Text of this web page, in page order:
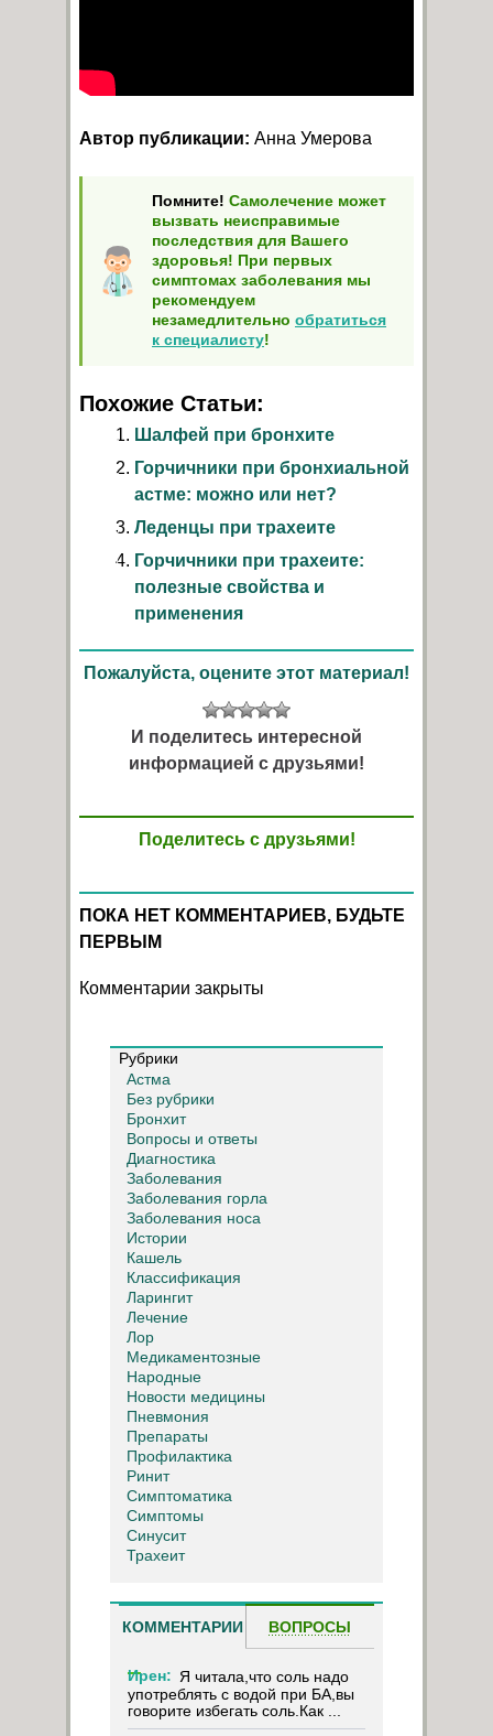
Автор публикации: Анна Умерова
Помните! Самолечение может
вызвать неисправимые
последствия для Вашего
здоровья! При первых
симптомах заболевания мы
рекомендуем
незамедлительно обратиться
к специалисту!
Похожие Статьи:
Шалфей при бронхите
Горчичники при бронхиальной
астме: можно или нет?
Леденцы при трахеите
Горчичники при трахеите:
полезные свойства и
применения
Пожалуйста, оцените этот материал!
И поделитесь интересной
информацией с друзьями!
Поделитесь с друзьями!
ПОКА НЕТ КОММЕНТАРИЕВ, БУДЬТЕ
ПЕРВЫМ
Комментарии закрыты
Рубрики
Астма
Без рубрики
Бронхит
Вопросы и ответы
Диагностика
Заболевания
Заболевания горла
Заболевания носа
Истории
Кашель
Классификация
Ларингит
Лечение
Лор
Медикаментозные
Народные
Новости медицины
Пневмония
Препараты
Профилактика
Ринит
Симптоматика
Симптомы
Синусит
Трахеит
КОММЕНТАРИИ ВОПРОСЫ
Ирен: Я читала,что соль надо
употреблять с водой при БА,вы
говорите избегать соль.Как ...